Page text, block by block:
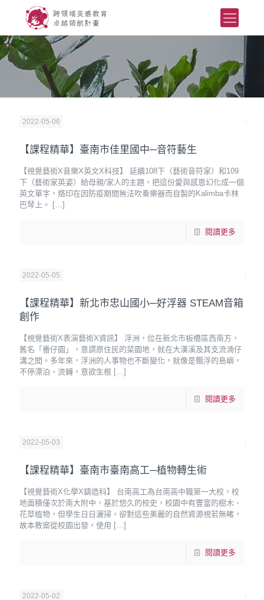
2022-05-06
【課程精華】臺南市佳里國中─音符藝生
【視覺藝術X音樂X英文X科技】 延續108下（藝術音符家）和109
下（藝術家英姿）給母親/家人的主題，把這份愛與感恩幻化成一個
英文單字，烙印在因防疫期間無法吹奏樂器而自製的Kalimba卡林
巴琴上。
[…]
閱讀更多
2022-05-05
【課程精華】新北市忠山國小─好浮器 STEAM音箱
創作
【視覺藝術X表演藝術X資訊】 浮洲，位在新北市板橋區西南方，
舊名「番仔園」，意謂原住民的菜園地，就在大漢溪及其支流湳仔
溝之間。多年來，浮洲的人事物也不斷變化，就像是飄浮的島嶼，
不停漂泊、流轉，意欲生根 […]
閱讀更多
2022-05-03
【課程精華】臺南市臺南高工─植物轉生術
【視覺藝術X化學X鑄造科】 台南高工為台南高中職第一大校，校
地面積僅次於南大附中，基於悠久的校史，校園中有豐富的樹木、
花草植物，但學生日日灑掃，卻對這些美麗的自然資源視若無睹，
故本教案從校園出發，使用 […]
閱讀更多
2022-05-02